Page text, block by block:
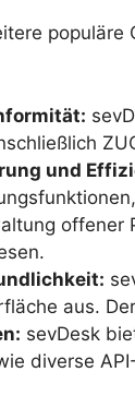
und
offener
aus.
sevDesk
diverse